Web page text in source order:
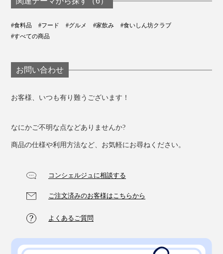
フルムダンベール
種類：青カビ
産地：フランス オーヴェルニュ地方
乳種：牛乳
特に合うお酒：貴腐ワイン
#食料品 #フード #グルメ #家飲み
#食いしん坊クラブ
#すべての商品
お問い合わせ
お客様、いつも有り難うございます！
なにかご不明な点などありませんか?
商品の仕様や利用方法など、お気軽にお尋ねください。
コンシェルジュに相談する
ご注文済みのお客様はこちらから
よくあるご質問